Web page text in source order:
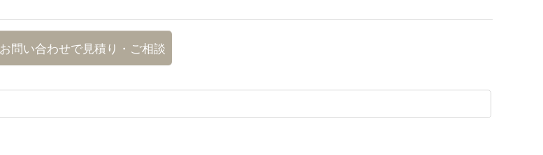
お問い合わせで見積り・ご相談